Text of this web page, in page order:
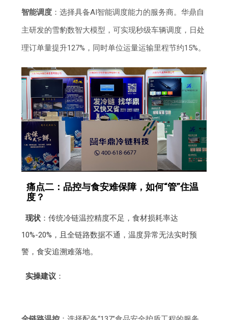
智能调度 ：选择具备AI智能调度能力的服务商。华鼎自
主研发的雪豹数智大模型，可实现秒级车辆调度，日处
理订单量提升127%，同时单位运量运输里程节约15%。
痛点二：品控与食安难保障，如何“管”住温
度？
现状：传统冷链温控精度不足，食材损耗率达
10%-20%，且全链路数据不通，温度异常无法实时预
警，食安追溯难落地。
实操建议 ：